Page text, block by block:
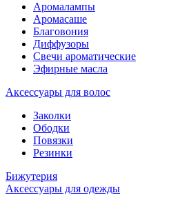
Аромалампы
Аромасаше
Благовония
Диффузоры
Свечи ароматические
Эфирные масла
Аксессуары для волос
Заколки
Ободки
Повязки
Резинки
Бижутерия
Аксессуары для одежды